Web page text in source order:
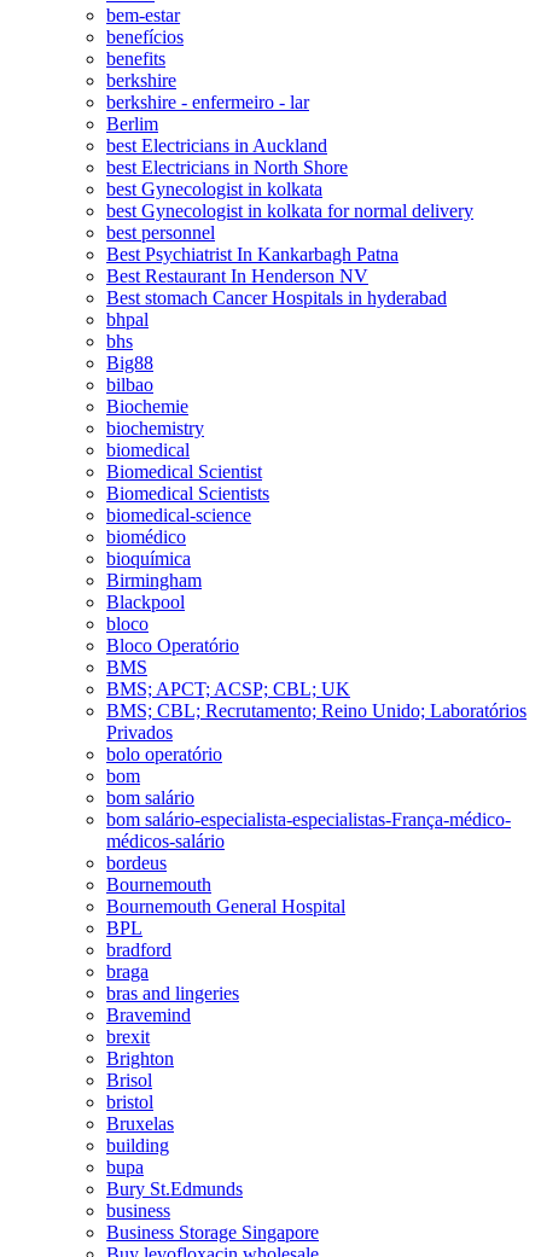
bem-estar
benefícios
benefits
berkshire
berkshire - enfermeiro - lar
Berlim
best Electricians in Auckland
best Electricians in North Shore
best Gynecologist in kolkata
best Gynecologist in kolkata for normal delivery
best personnel
Best Psychiatrist In Kankarbagh Patna
Best Restaurant In Henderson NV
Best stomach Cancer Hospitals in hyderabad
bhpal
bhs
Big88
bilbao
Biochemie
biochemistry
biomedical
Biomedical Scientist
Biomedical Scientists
biomedical-science
biomédico
bioquímica
Birmingham
Blackpool
bloco
Bloco Operatório
BMS
BMS; APCT; ACSP; CBL; UK
BMS; CBL; Recrutamento; Reino Unido; Laboratórios
Privados
bolo operatório
bom
bom salário
bom salário-especialista-especialistas-França-médico-
médicos-salário
bordeus
Bournemouth
Bournemouth General Hospital
BPL
bradford
braga
bras and lingeries
Bravemind
brexit
Brighton
Brisol
bristol
Bruxelas
building
bupa
Bury St.Edmunds
business
Business Storage Singapore